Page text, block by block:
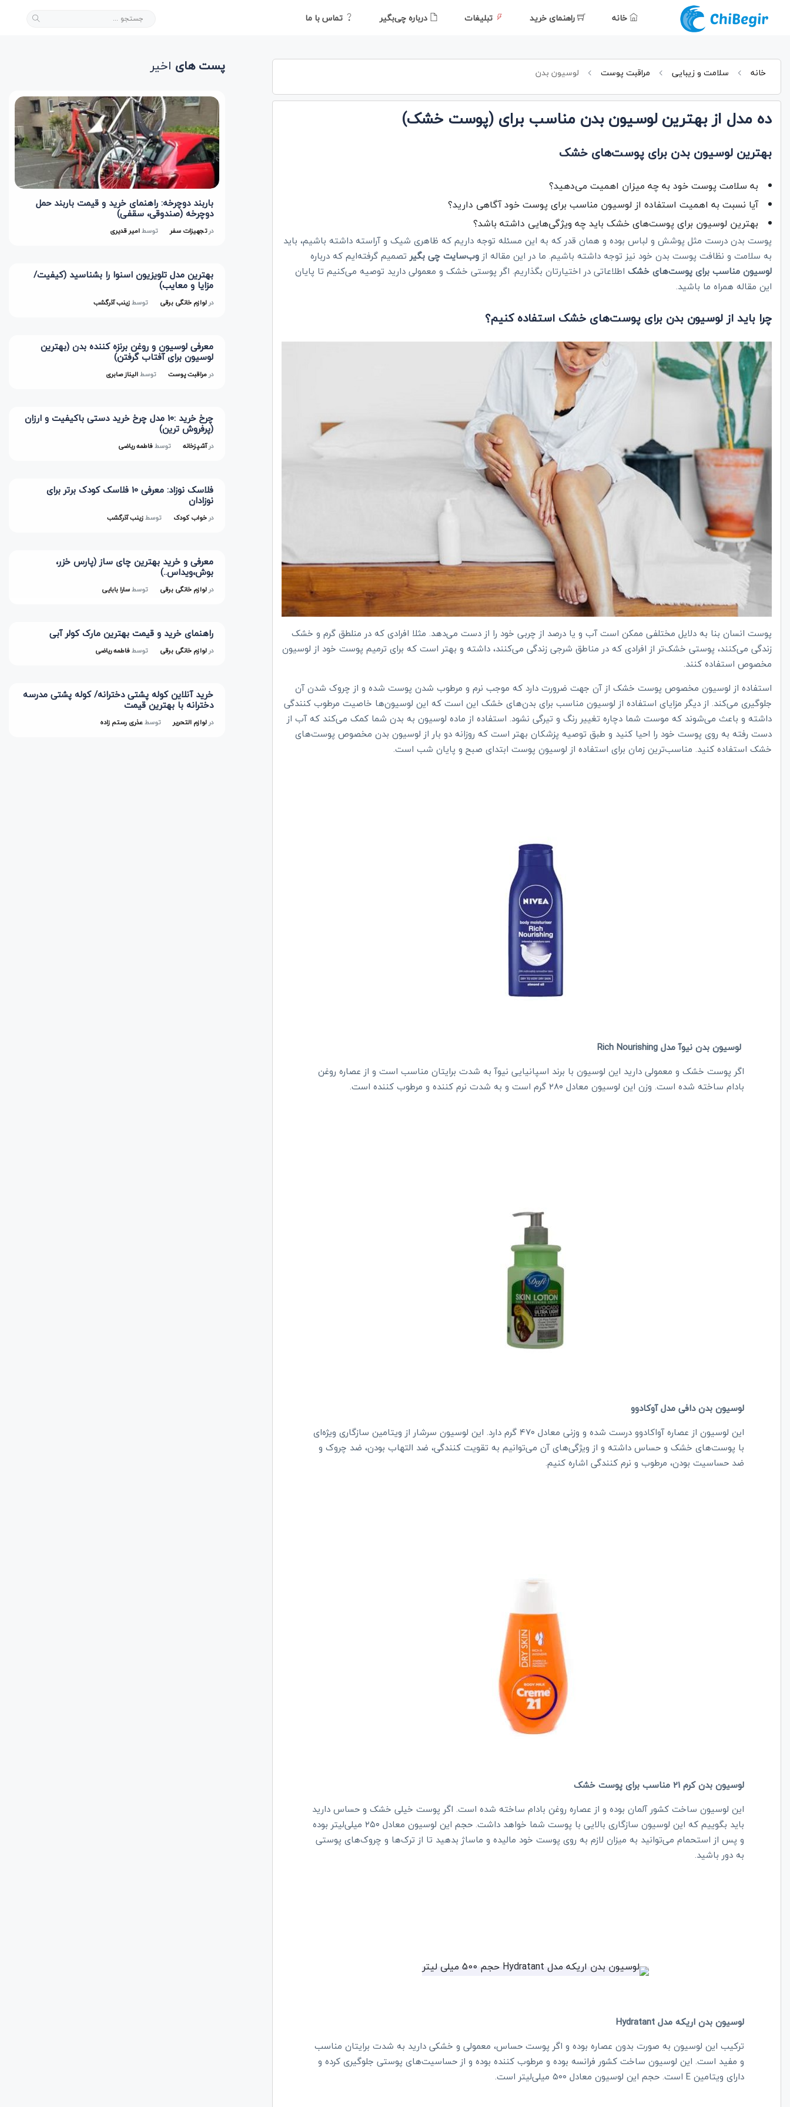
خانه راهنمای خرید تبلیغات درباره چی‌بگیر تماس با ما
خانه سلامت و زیبایی مراقبت پوست لوسیون بدن
ده مدل از بهترین لوسیون بدن مناسب برای (پوست خشک)
بهترین لوسیون بدن برای پوست‌های خشک
به سلامت پوست خود به چه میزان اهمیت می‌دهید؟
آیا نسبت به اهمیت استفاده از لوسیون مناسب برای پوست خود آگاهی دارید؟
بهترین لوسیون برای پوست‌های خشک باید چه ویژگی‌هایی داشته باشد؟
پوست بدن درست مثل پوشش و لباس بوده و همان قدر که به این مسئله توجه داریم که ظاهری شیک و آراسته داشته باشیم، باید
به سلامت و نظافت پوست بدن خود نیز توجه داشته باشیم. ما در این مقاله از وب‌سایت چی بگیر تصمیم گرفته‌ایم که درباره
لوسیون مناسب برای پوست‌های خشک اطلاعاتی در اختیارتان بگذاریم. اگر پوستی خشک و معمولی دارید توصیه می‌کنیم تا پایان
این مقاله همراه ما باشید.
چرا باید از لوسیون بدن برای پوست‌های خشک استفاده کنیم؟
پوست انسان بنا به دلایل مختلفی ممکن است آب و یا درصد از چربی خود را از دست می‌دهد. مثلا افرادی که در منلطق گرم و خشک
زندگی می‌کنند، پوستی خشک‌تر از افرادی که در مناطق شرجی زندگی می‌کنند، داشته و بهتر است که برای ترمیم پوست خود از لوسیون
مخصوص استفاده کنند.
استفاده از لوسیون مخصوص پوست خشک از آن جهت ضرورت دارد که موجب نرم و مرطوب شدن پوست شده و از چروک شدن آن
جلوگیری می‌کند.‌ از دیگر مزایای استفاده از لوسیون مناسب برای بدن‌های خشک این است که این لوسیون‌ها خاصیت مرطوب کنندگی
داشته و باعث می‌شوند که موست شما دچاره تغییر رنگ و تیرگی نشود. استفاده از ماده لوسیون به بدن شما کمک می‌کند که آب از
دست رفته به روی پوست خود را احیا کنید و طبق توصیه پزشکان بهتر است که روزانه دو بار از لوسیون بدن مخصوص پوست‌های
خشک استفاده کنید.‌ مناسب‌ترین زمان برای استفاده از لوسیون پوست ابتدای صبح و پایان شب است.
لوسیون بدن نیوآ مدل Rich Nourishing
اگر پوست خشک و معمولی دارید این لوسیون با برند اسپانیایی نیوآ به شدت برایتان مناسب است و از عصاره روغن
بادام ساخته شده است. وزن این لوسیون معادل ۲۸۰ گرم است و به شدت نرم کننده و مرطوب کننده است.
لوسیون بدن دافی مدل آوکادوو
این لوسیون از عصاره آواکادوو درست شده و وزنی معادل ۴۷۰ گرم دارد. این لوسیون سرشار از ویتامین سازگاری ویژه‌ای
با پوست‌های خشک و حساس داشته و از ویژگی‌های آن می‌توانیم به تقویت کنندگی، ضد التهاب بودن، ضد چروک و
ضد حساسیت بودن، مرطوب و نرم کنندگی اشاره کنیم.
لوسیون بدن کرم ۲۱ مناسب برای پوست خشک
این لوسیون ساخت کشور آلمان بوده و از عصاره روغن بادام ساخته شده است. اگر پوست خیلی خشک و حساس دارید
باید بگوییم که این لوسیون سازگاری بالایی با پوست شما خواهد داشت. حجم این لوسیون معادل ۲۵۰ میلی‌لیتر بوده
و پس از استحمام می‌توانید به میزان لازم به روی پوست خود مالیده و ماساژ بدهید تا از ترک‌ها و چروک‌های پوستی
به دور باشید.
لوسیون بدن اریکه مدل Hydratant
ترکیب این لوسیون به صورت بدون عصاره بوده و اگر پوست حساس، معمولی و خشکی دارید به شدت برایتان مناسب
و مفید است. این لوسیون ساخت کشور فرانسه بوده و مرطوب کننده بوده و از حساسیت‌های پوستی جلوگیری کرده و
دارای ویتامین E است‌. حجم این لوسیون معادل ۵۰۰ میلی‌لیتر است.
پست های اخیر
باربند دوچرخه: راهنمای خرید و قیمت باربند حمل
دوچرخه (صندوقی، سقفی)
درتجهیزات سفر توسطامیر قدیری
بهترین مدل تلویزیون اسنوا را بشناسید (کیفیت/
مزایا و معایب)
درلوازم خانگی برقی توسطزینب آذرگشب
معرفی لوسیون و روغن برنزه کننده بدن (بهترین
لوسیون برای آفتاب گرفتن)
درمراقبت پوست توسطالیناز صابری
چرخ خرید :10 مدل چرخ خرید دستی باکیفیت و ارزان
(پرفروش ترین)
درآشپزخانه توسطفاطمه ریاضی
فلاسک نوزاد: معرفی 10 فلاسک کودک برتر برای
نوزادان
درخواب کودک توسطزینب آذرگشب
معرفی و خرید بهترین چای ساز (پارس خزر،
بوش،ویداس..)
درلوازم خانگی برقی توسطسارا بابایی
راهنمای خرید و قیمت بهترین مارک کولر آبی
درلوازم خانگی برقی توسطفاطمه ریاضی
خرید آنلاین کوله پشتی دخترانه/ کوله پشتی مدرسه
دخترانه با بهترین قیمت
درلوازم التحریر توسطعذری رستم زاده